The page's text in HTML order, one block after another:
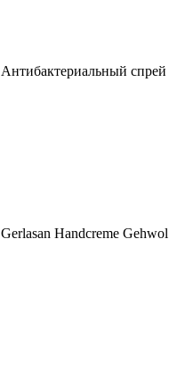
Антибактериальный спрей
Gerlasan Handcreme Gehwol